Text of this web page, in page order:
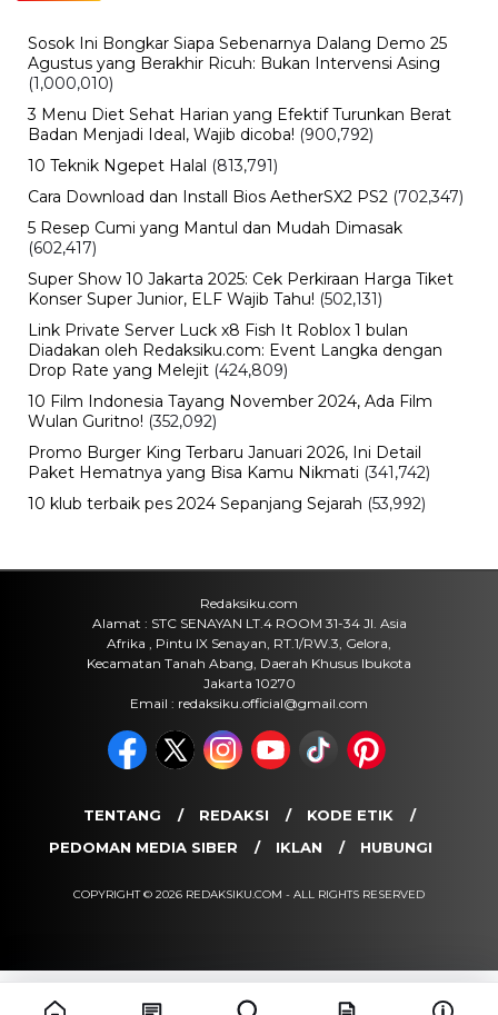
Sosok Ini Bongkar Siapa Sebenarnya Dalang Demo 25
Agustus yang Berakhir Ricuh: Bukan Intervensi Asing
(1,000,010)
3 Menu Diet Sehat Harian yang Efektif Turunkan Berat
Badan Menjadi Ideal, Wajib dicoba! (900,792)
10 Teknik Ngepet Halal (813,791)
Cara Download dan Install Bios AetherSX2 PS2 (702,347)
5 Resep Cumi yang Mantul dan Mudah Dimasak
(602,417)
Super Show 10 Jakarta 2025: Cek Perkiraan Harga Tiket
Konser Super Junior, ELF Wajib Tahu! (502,131)
Link Private Server Luck x8 Fish It Roblox 1 bulan
Diadakan oleh Redaksiku.com: Event Langka dengan
Drop Rate yang Melejit (424,809)
10 Film Indonesia Tayang November 2024, Ada Film
Wulan Guritno! (352,092)
Promo Burger King Terbaru Januari 2026, Ini Detail
Paket Hematnya yang Bisa Kamu Nikmati (341,742)
10 klub terbaik pes 2024 Sepanjang Sejarah (53,992)
Redaksiku.com
Alamat : STC SENAYAN LT.4 ROOM 31-34 Jl. Asia
Afrika , Pintu IX Senayan, RT.1/RW.3, Gelora,
Kecamatan Tanah Abang, Daerah Khusus Ibukota
Jakarta 10270
Email : redaksiku.official@gmail.com
TENTANG REDAKSI
KODE ETIK
PEDOMAN MEDIA SIBER
IKLAN HUBUNGI
COPYRIGHT © 2026 REDAKSIKU.COM - ALL RIGHTS RESERVED